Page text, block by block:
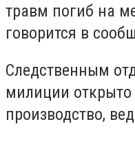
травм погиб на
говорится в
Следственным
милиции открыто
производство,